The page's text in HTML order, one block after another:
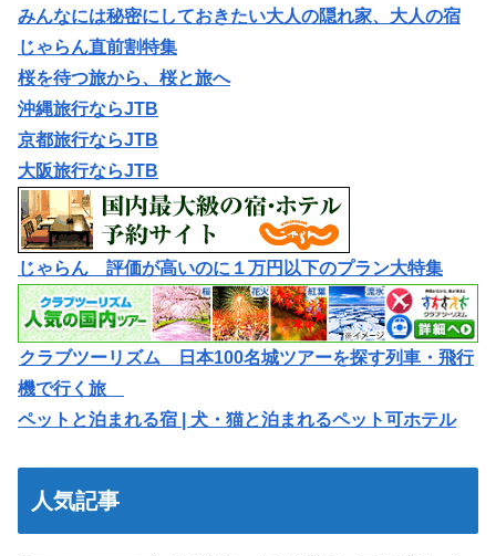
みんなには秘密にしておきたい大人の隠れ家、大人の宿
じゃらん直前割特集
桜を待つ旅から、桜と旅へ
沖縄旅行ならJTB
京都旅行ならJTB
大阪旅行ならJTB
じゃらん 評価が高いのに１万円以下のプラン大特集
クラブツーリズム 日本100名城ツアーを探す列車・飛行
機で行く旅
ペットと泊まれる宿 | 犬・猫と泊まれるペット可ホテル
人気記事